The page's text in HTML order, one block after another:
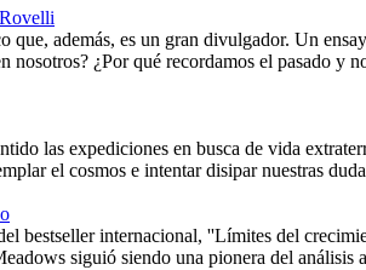
además, es un gran divulgador. Un
nosotros? ¿Por qué recordamos el pasado y
las expediciones en busca de vida
el cosmos e intentar disipar nuestras
bestseller internacional, ''Límites del
siguió siendo una pionera del análisis